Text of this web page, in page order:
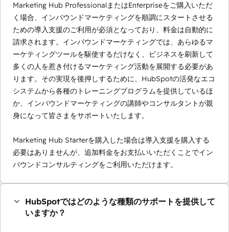
Marketing Hub ProfessionalまたはEnterpriseをご購入いただ
く場合、インバウンドマーケティングを順調にスタートさせる
ための導入支援のご利用が必須となっており、料金は自動的に
請求されます。インバウンドマーケティングでは、あらゆるマ
ーケティングツールを駆使するだけなく、ビジネスを刷新して
多くの人を惹き付けるマーケティング活動を展開する必要があ
ります。その実現を後押しするために、HubSpotの活発なエコ
システムから各種のトレーニングプログラムを提供しているほ
か、インバウンドマーケティングの講師やコンサルタントが親
身になって皆さまをサポートいたします。
Marketing Hub Starterを購入した場合は導入支援を購入する
必要はありませんが、追加料金をお支払いいただくことでイン
バウンドコンサルティングをご利用いただけます。
HubSpotではどのような種類のサポートを提供して
いますか？